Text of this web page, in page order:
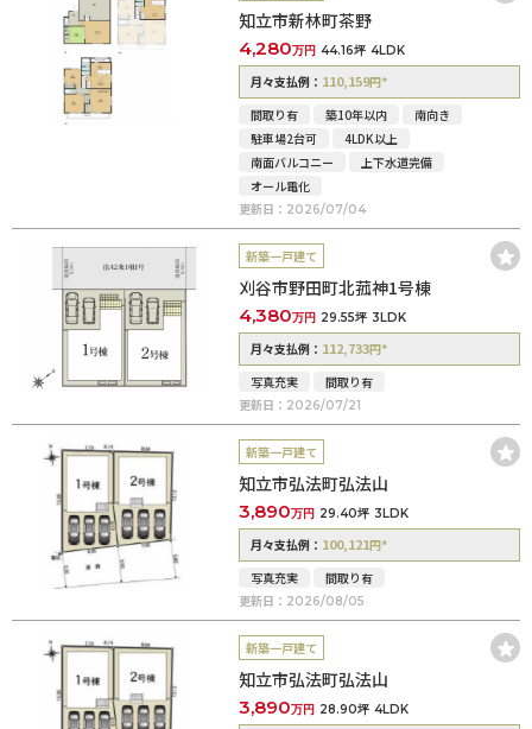
知立市新林町茶野
4,280万円 44.16坪 4LDK
月々支払例： 110,159円*
間取り有 築10年以内
南向き
駐車場2台可
4LDK以上
南面バルコニー
上下水道完備
オール電化
更新日： 2026/07/04
新築一戸建て
刈谷市野田町北菰神1号棟
4,380万円 29.55坪 3LDK
月々支払例： 112,733円*
写真充実
間取り有
更新日： 2026/07/21
新築一戸建て
知立市弘法町弘法山
3,890万円 29.40坪 3LDK
月々支払例： 100,121円*
写真充実
間取り有
更新日： 2026/08/05
新築一戸建て
知立市弘法町弘法山
3,890万円 28.90坪 4LDK